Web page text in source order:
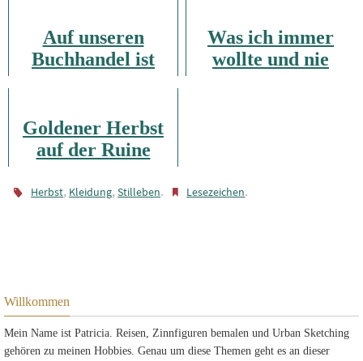
Auf unseren
Buchhandel ist
Was ich immer
wollte und nie
Goldener Herbst
auf der Ruine
Herbst, Kleidung,Stilleben. Lesezeichen.
Willkommen
Mein Name ist Patricia. Reisen, Zinnfiguren bemalen und Urban Sketching
gehören zu meinen Hobbies. Genau um diese Themen geht es an dieser